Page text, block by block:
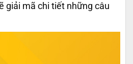
giải mã chi tiết những câu